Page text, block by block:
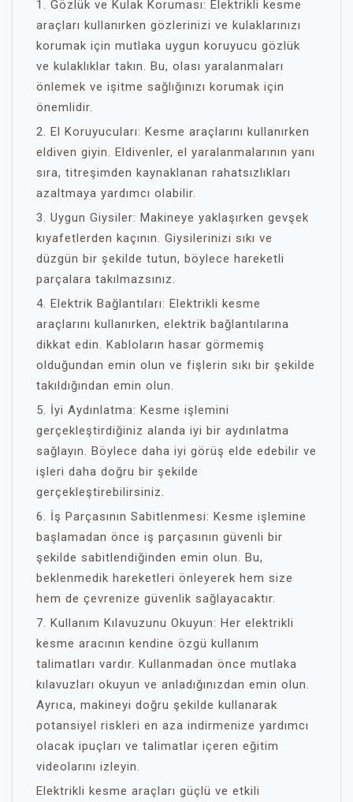
1. Gözlük ve Kulak Koruması: Elektrikli kesme
araçları kullanırken gözlerinizi ve kulaklarınızı
korumak için mutlaka uygun koruyucu gözlük
ve kulaklıklar takın. Bu, olası yaralanmaları
önlemek ve işitme sağlığınızı korumak için
önemlidir.
2. El Koruyucuları: Kesme araçlarını kullanırken
eldiven giyin. Eldivenler, el yaralanmalarının yanı
sıra, titreşimden kaynaklanan rahatsızlıkları
azaltmaya yardımcı olabilir.
3. Uygun Giysiler: Makineye yaklaşırken gevşek
kıyafetlerden kaçının. Giysilerinizi sıkı ve
düzgün bir şekilde tutun, böylece hareketli
parçalara takılmazsınız.
4. Elektrik Bağlantıları: Elektrikli kesme
araçlarını kullanırken, elektrik bağlantılarına
dikkat edin. Kabloların hasar görmemiş
olduğundan emin olun ve fişlerin sıkı bir şekilde
takıldığından emin olun.
5. İyi Aydınlatma: Kesme işlemini
gerçekleştirdiğiniz alanda iyi bir aydınlatma
sağlayın. Böylece daha iyi görüş elde edebilir ve
işleri daha doğru bir şekilde
gerçekleştirebilirsiniz.
6. İş Parçasının Sabitlenmesi: Kesme işlemine
başlamadan önce iş parçasının güvenli bir
şekilde sabitlendiğinden emin olun. Bu,
beklenmedik hareketleri önleyerek hem size
hem de çevrenize güvenlik sağlayacaktır.
7. Kullanım Kılavuzunu Okuyun: Her elektrikli
kesme aracının kendine özgü kullanım
talimatları vardır. Kullanmadan önce mutlaka
kılavuzları okuyun ve anladığınızdan emin olun.
Ayrıca, makineyi doğru şekilde kullanarak
potansiyel riskleri en aza indirmenize yardımcı
olacak ipuçları ve talimatlar içeren eğitim
videolarını izleyin.
Elektrikli kesme araçları güçlü ve etkili